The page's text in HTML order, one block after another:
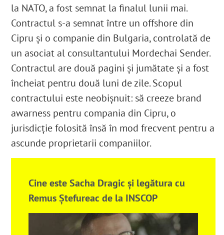
la NATO, a fost semnat la finalul lunii mai.
Contractul s-a semnat între un offshore din
Cipru și o companie din Bulgaria, controlată de
un asociat al consultantului Mordechai Sender.
Contractul are două pagini și jumătate și a fost
încheiat pentru două luni de zile. Scopul
contractului este neobișnuit: să creeze brand
awarness pentru compania din Cipru, o
jurisdicție folosită însă în mod frecvent pentru a
ascunde proprietarii companiilor.
Cine este Sacha Dragic și legătura cu
Remus Ștefureac de la INSCOP